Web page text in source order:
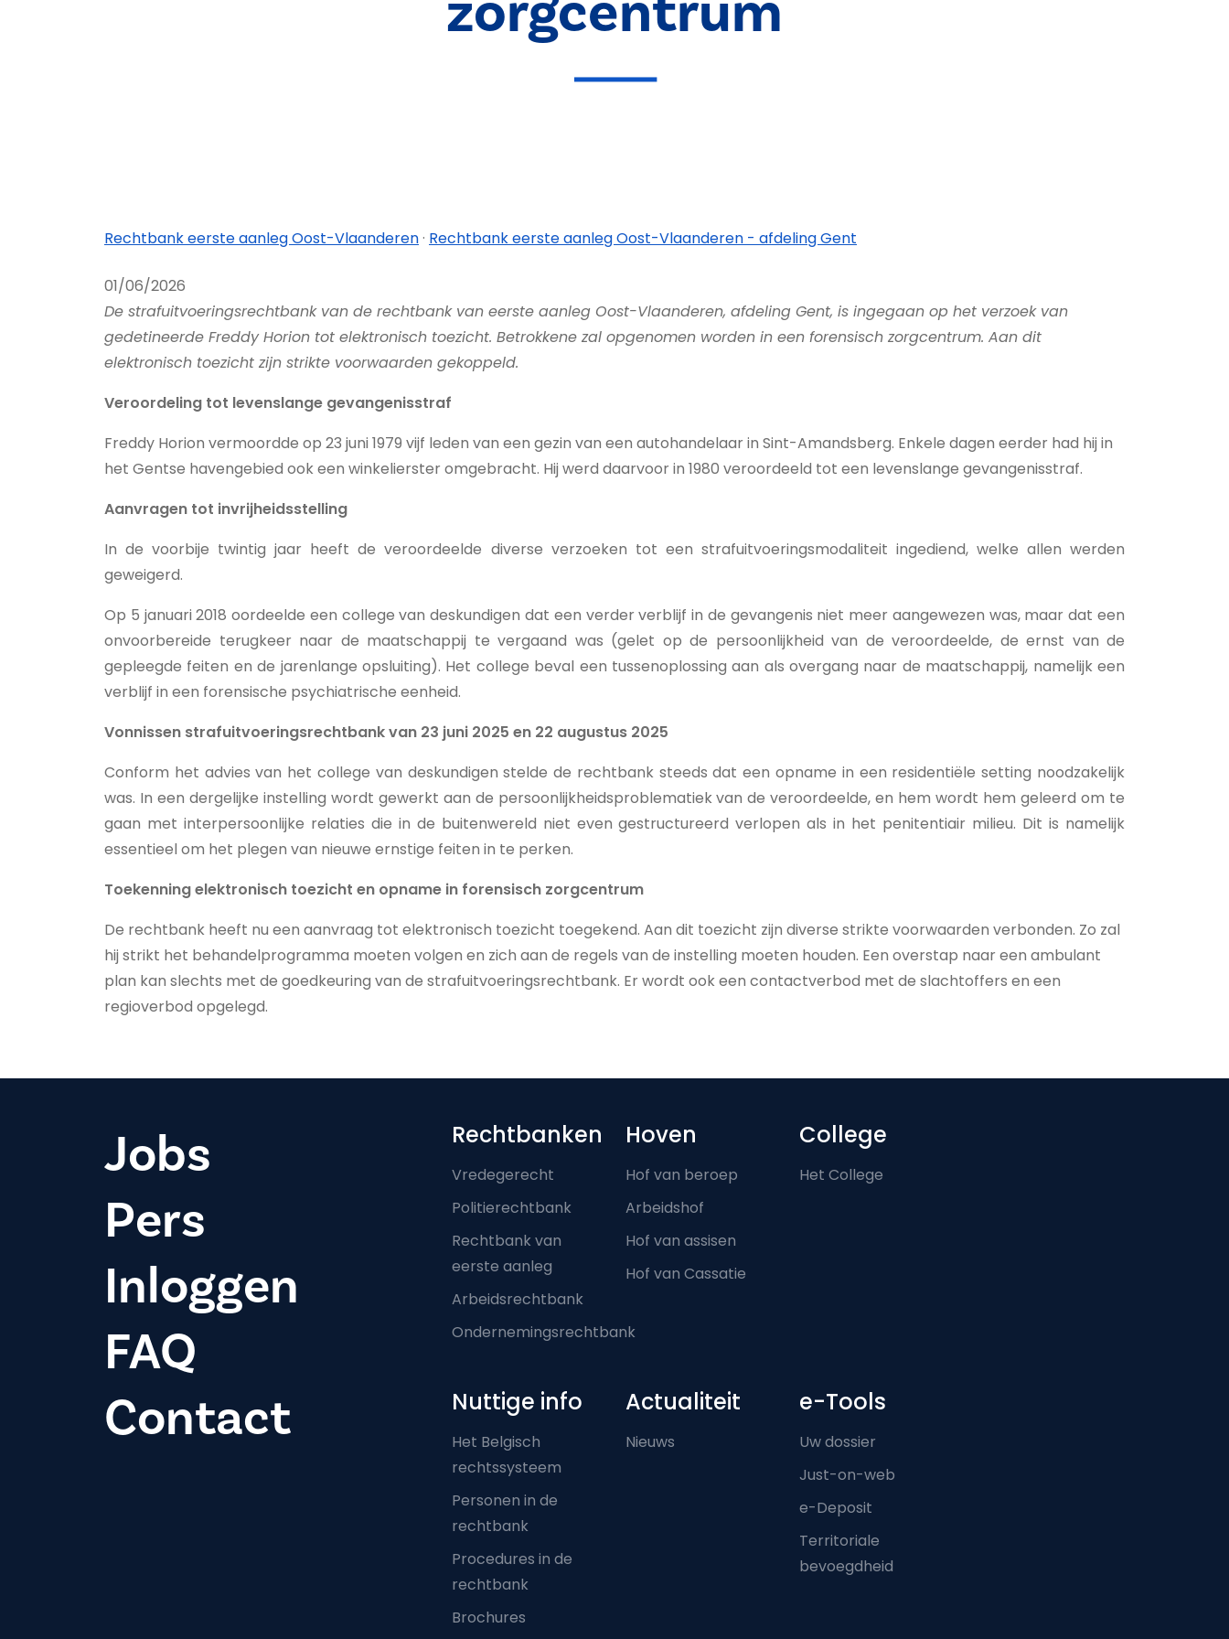
Rechtbank eerste aanleg Oost-Vlaanderen· Rechtbank eerste aanleg Oost-Vlaanderen - afdeling Gent
01/06/2026
De strafuitvoeringsrechtbank van de rechtbank van eerste aanleg Oost-Vlaanderen, afdeling Gent, is ingegaan op het verzoek van
gedetineerde Freddy Horion tot elektronisch toezicht. Betrokkene zal opgenomen worden in een forensisch zorgcentrum. Aan dit
elektronisch toezicht zijn strikte voorwaarden gekoppeld.
Veroordeling tot levenslange gevangenisstraf
Freddy Horion vermoordde op 23 juni 1979 vijf leden van een gezin van een autohandelaar in Sint-Amandsberg. Enkele dagen eerder had hij in
het Gentse havengebied ook een winkelierster omgebracht. Hij werd daarvoor in 1980 veroordeeld tot een levenslange gevangenisstraf.
Aanvragen tot invrijheidsstelling
In de voorbije twintig jaar heeft de veroordeelde diverse verzoeken tot een strafuitvoeringsmodaliteit ingediend, welke allen werden
geweigerd.
Op 5 januari 2018 oordeelde een college van deskundigen dat een verder verblijf in de gevangenis niet meer aangewezen was, maar dat een
onvoorbereide terugkeer naar de maatschappij te vergaand was (gelet op de persoonlijkheid van de veroordeelde, de ernst van de
gepleegde feiten en de jarenlange opsluiting). Het college beval een tussenoplossing aan als overgang naar de maatschappij, namelijk een
verblijf in een forensische psychiatrische eenheid.
Vonnissen strafuitvoeringsrechtbank van 23 juni 2025 en 22 augustus 2025
Conform het advies van het college van deskundigen stelde de rechtbank steeds dat een opname in een residentiële setting noodzakelijk
was. In een dergelijke instelling wordt gewerkt aan de persoonlijkheidsproblematiek van de veroordeelde, en hem wordt hem geleerd om te
gaan met interpersoonlijke relaties die in de buitenwereld niet even gestructureerd verlopen als in het penitentiair milieu. Dit is namelijk
essentieel om het plegen van nieuwe ernstige feiten in te perken.
Toekenning elektronisch toezicht en opname in forensisch zorgcentrum
De rechtbank heeft nu een aanvraag tot elektronisch toezicht toegekend. Aan dit toezicht zijn diverse strikte voorwaarden verbonden. Zo zal
hij strikt het behandelprogramma moeten volgen en zich aan de regels van de instelling moeten houden. Een overstap naar een ambulant
plan kan slechts met de goedkeuring van de strafuitvoeringsrechtbank. Er wordt ook een contactverbod met de slachtoffers en een
regioverbod opgelegd.
Jobs
Pers
Inloggen
FAQ
Contact
Footer-menu
Rechtbanken
Vredegerecht
Politierechtbank
Rechtbank van
eerste aanleg
Arbeidsrechtbank
Ondernemingsrechtbank
Hoven
Hof van beroep
Arbeidshof
Hof van assisen
Hof van Cassatie
College
Het College
Nuttige info
Het Belgisch
rechtssysteem
Personen in de
rechtbank
Procedures in de
rechtbank
Brochures
Actualiteit
Nieuws
e-Tools
Uw dossier
Just-on-web
e-Deposit
Territoriale
bevoegdheid